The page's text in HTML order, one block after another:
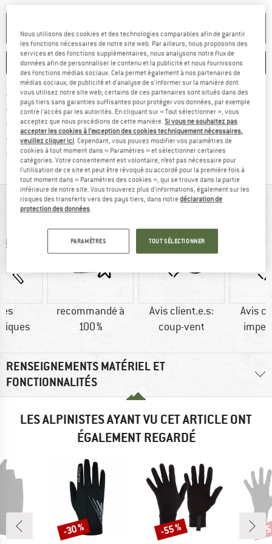
PARAMÉTRER ALERTE
ENREGISTRER COMPARER
Livraison gratuite dès 69 € (FR)Trouve les infos sur la
Droit de retour de 100 joursTrouve les informations de
> 4 000 000 clients satisfaits
Tous les articles disponibles
Protection des acheteurs de Trusted ShopsTrouve toutes les
VUE D'ENSEMBLE
recommandé à
100 %
Avis client.e.s:
coup-vent
Avis
RENSEIGNEMENTS MATÉRIEL ET
FONCTIONNALITÉS
LES ALPINISTES AYANT VU CET ARTICLE ONT
ÉGALEMENT REGARDÉ
Remise
-30 % Remise
-55 % -
Nous utilisons des cookies et des technologies comparables afin de garantir
les fonctions nécessaires de notre site web. Par ailleurs, nous proposons des
services et des fonctions supplémentaires, nous analysons notre flux de
données afin de personnaliser le contenu et la publicité et nous fournissons
des fonctions médias sociaux. Cela permet également à nos partenaires de
médias sociaux, de publicité et d'analyse de s'informer sur la manière dont
vous utilisez notre site web; certains de ces partenaires sont situés dans des
pays tiers sans garanties suffisantes pour protéger vos données, par exemple
contre l'accès par les autorités. En cliquant sur « Tout sélectionner », vous
acceptez que nous procédions de cette manière.Si vous ne souhaitez pas
accepter les cookies à l’exception des cookies techniquement nécessaires,
veuillez cliquer ici. Cependant, vous pouvez modifier vos paramètres de
cookies à tout moment dans « Paramètres » et sélectionner certaines
catégories. Votre consentement est volontaire, n’est pas nécessaire pour
l’utilisation de ce site et peut être révoqué ou accordé pour la première fois à
tout moment dans « Paramètres des cookies », qui se trouve dans la partie
inférieure de notre site. Vous trouverez plus d'informations, également sur les
risques des transferts vers des pays tiers, dans notredéclaration de
protection des données.
PARAMÈTRES TOUT SÉLECTIONNER